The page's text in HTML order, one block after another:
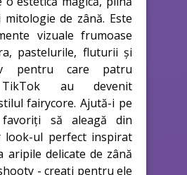
de zână. Este
vizuale frumoase
pastelurile, fluturii și
pentru care patru
TikTok au devenit
fairycore. Ajută-i pe
să aleagă din
look-ul perfect inspirat
aripile delicate de zână
- creați pentru ele